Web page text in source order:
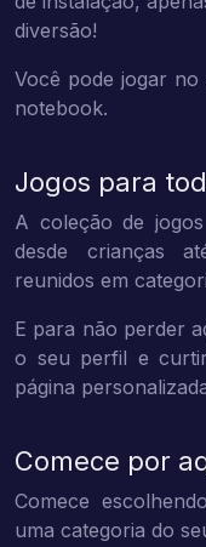
diversão!
Você pode jogar
notebook.
Jogos para
A coleção de
desde crianças
reunidos em
E para não perder
o seu perfil e
página
Comece por
Comece
uma categoria do